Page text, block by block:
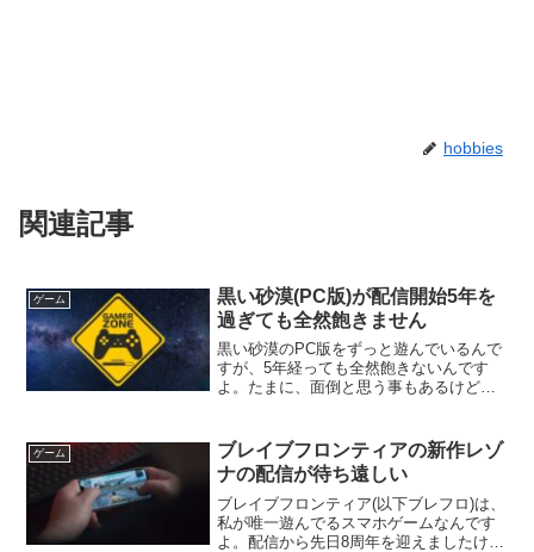
hobbies
関連記事
ゲーム
黒い砂漠(PC版)が配信開始5年を
過ぎても全然飽きません
黒い砂漠のPC版をずっと遊んでいるんで
すが、5年経っても全然飽きないんです
よ。たまに、面倒と思う事もあるけど、
が綺麗なのでゲームをしながらでも、素
敵な景色を楽しめるってのもいい。
ゲーム
ブレイブフロンティアの新作レゾ
ナの配信が待ち遠しい
ブレイブフロンティア(以下ブレフロ)は、
私が唯一遊んでるスマホゲームなんです
よ。配信から先日8周年を迎えましたけ